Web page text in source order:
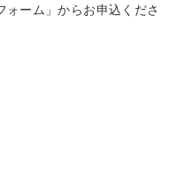
ォーム」からお申込くださ